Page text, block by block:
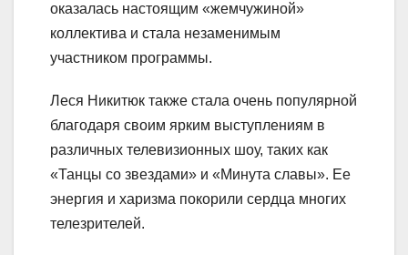
оказалась настоящим «жемчужиной»
коллектива и стала незаменимым
участником программы.
Леся Никитюк также стала очень популярной
благодаря своим ярким выступлениям в
различных телевизионных шоу, таких как
«Танцы со звездами» и «Минута славы». Ее
энергия и харизма покорили сердца многих
телезрителей.